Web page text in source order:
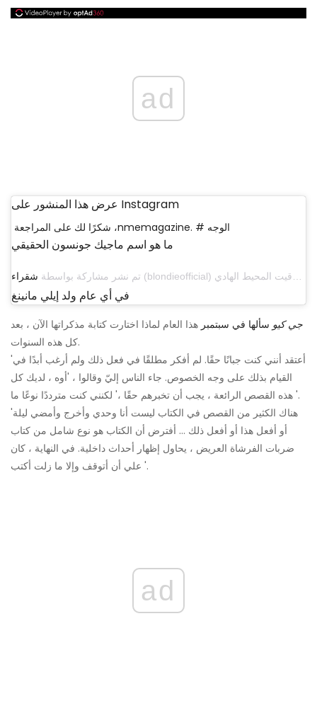
ad
عرض هذا المنشور على Instagram
شكرًا لك على المراجعة ،nmemagazine. # الوجه
ما هو اسم ماجيك جونسون الحقيقي
تم نشر مشاركة بواسطة شقراء
في أي عام ولد إيلي مانينغ
جي كيو سألها في سبتمبر هذا العام لماذا اختارت كتابة مذكراتها الآن ، بعد
كل هذه السنوات.
'أعتقد أنني كنت جبانًا حقًا. لم أفكر مطلقًا في فعل ذلك ولم أرغب أبدًا في
القيام بذلك على وجه الخصوص. جاء الناس إليّ وقالوا ، 'أوه ، لديك كل
هذه القصص الرائعة ، يجب أن تخبرهم حقًا ،' لكنني كنت مترددًا نوعًا ما '.
'هناك الكثير من القصص في الكتاب ليست أنا وحدي وأخرج وأمضي ليلة
أو أفعل هذا أو أفعل ذلك ... أفترض أن الكتاب هو نوع شامل من كتاب
ضربات الفرشاة العريض ، يحاول إظهار أحداث داخلية. في النهاية ، كان
علي أن أتوقف وإلا ما زلت أكتب '.
ad